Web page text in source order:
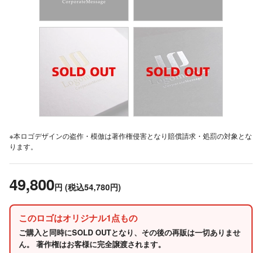
※本ロゴデザインの盗作・模倣は著作権侵害となり賠償請求・処罰の対象とな
ります。
49,800円 (税込54,780円)
このロゴはオリジナル1点もの
ご購入と同時にSOLD OUTとなり、その後の再販は一切ありませ
ん。 著作権はお客様に完全譲渡されます。